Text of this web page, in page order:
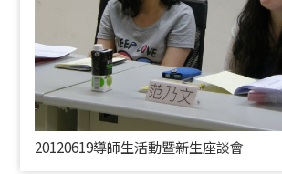
20120619導師生活動暨新生座談會